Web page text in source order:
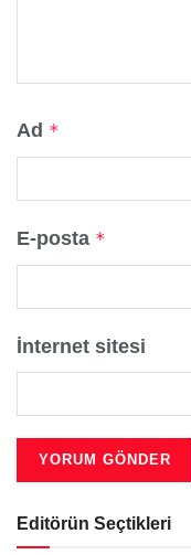
Ad *
E-posta *
İnternet sitesi
Editörün Seçtikleri